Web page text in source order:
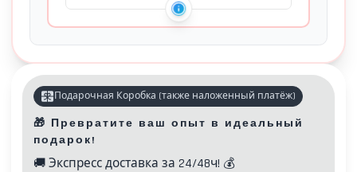
Подарочная Коробка (также наложенный платёж)
🎁
Превратите ваш опыт в идеальный
подарок!
🚚 Экспресс доставка за 24/48ч! 💰